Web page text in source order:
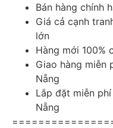
Bán hàng chính
Giá cả cạnh
lớn
Hàng mới 100%
Giao hàng miễn
Nẵng
Lắp đặt miễn
Nẵng